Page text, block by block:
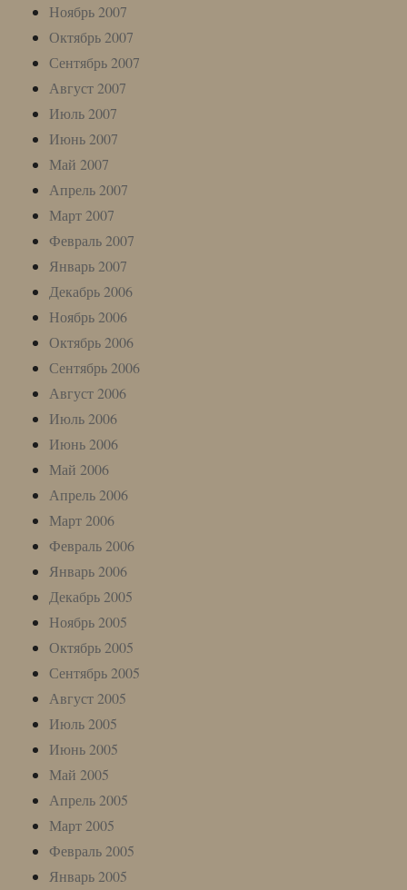
Ноябрь 2007
Октябрь 2007
Сентябрь 2007
Август 2007
Июль 2007
Июнь 2007
Май 2007
Апрель 2007
Март 2007
Февраль 2007
Январь 2007
Декабрь 2006
Ноябрь 2006
Октябрь 2006
Сентябрь 2006
Август 2006
Июль 2006
Июнь 2006
Май 2006
Апрель 2006
Март 2006
Февраль 2006
Январь 2006
Декабрь 2005
Ноябрь 2005
Октябрь 2005
Сентябрь 2005
Август 2005
Июль 2005
Июнь 2005
Май 2005
Апрель 2005
Март 2005
Февраль 2005
Январь 2005